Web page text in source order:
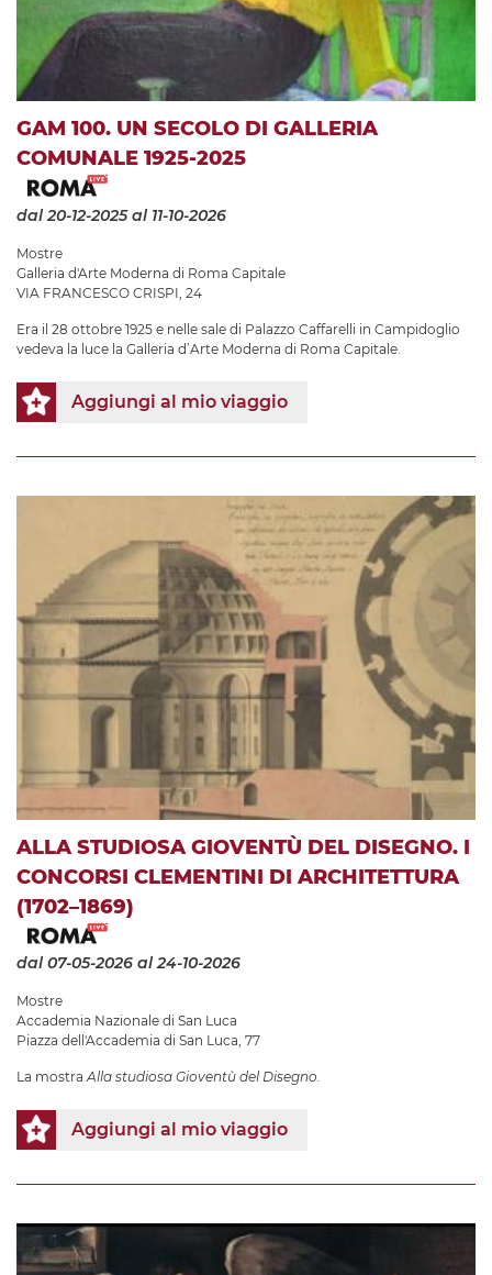
GAM 100. UN SECOLO DI GALLERIA
COMUNALE 1925-2025
dal 20-12-2025al 11-10-2026
Mostre
Galleria d'Arte Moderna di Roma Capitale
VIA FRANCESCO CRISPI, 24
Era il 28 ottobre 1925 e nelle sale di Palazzo Caffarelli in Campidoglio
vedeva la luce la Galleria d’Arte Moderna di Roma Capitale.
Aggiungi al mio viaggio
ALLA STUDIOSA GIOVENTÙ DEL DISEGNO. I
CONCORSI CLEMENTINI DI ARCHITETTURA
(1702–1869)
dal 07-05-2026 al 24-10-2026
Mostre
Accademia Nazionale di San Luca
Piazza dell'Accademia di San Luca, 77
La mostraAlla studiosa Gioventù del Disegno.
Aggiungi al mio viaggio